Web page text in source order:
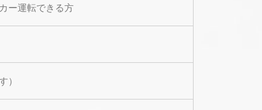
ー運転できる方
）